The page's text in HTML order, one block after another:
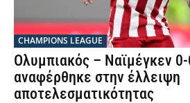
CHAMPIONS LEAGUE
Ολυμπιακός – Ναϊμέγκεν
αναφέρθηκε στην έλλειψη
αποτελεσματικότητας